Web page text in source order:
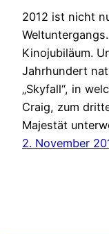
2012 ist nicht
Kinojubiläum.
Jahrhundert
„Skyfall“, in
Craig, zum
Majestät
2. November